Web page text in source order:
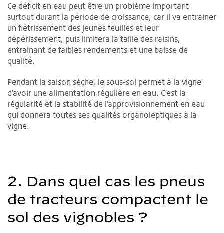
Ce déficit en eau peut être un problème important
surtout durant la période de croissance, car il va entrainer
un flétrissement des jeunes feuilles et leur
dépérissement, puis limitera la taille des raisins,
entrainant de faibles rendements et une baisse de
qualité.
Pendant la saison sèche, le sous-sol permet à la vigne
d’avoir une alimentation régulière en eau. C’est la
régularité et la stabilité de l’approvisionnement en eau
qui donnera toutes ses qualités organoleptiques à la
vigne.
2. Dans quel cas les pneus
de tracteurs compactent le
sol des vignobles ?